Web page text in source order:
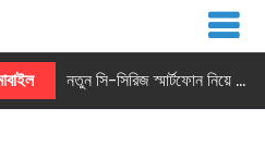
নতুন সি-সিরিজ স্মার্টফোন নিয়ে আসছে রিয়েলমি